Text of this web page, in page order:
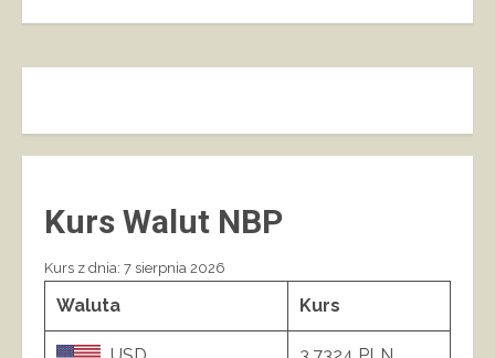
Kurs Walut NBP
Kurs z dnia: 7 sierpnia 2026
Waluta Kurs